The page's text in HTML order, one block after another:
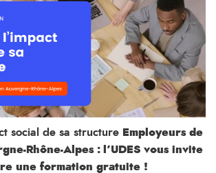
social de sa structure Employeurs de
Rhône-Alpes : l’UDES vous invite
une formation gratuite !